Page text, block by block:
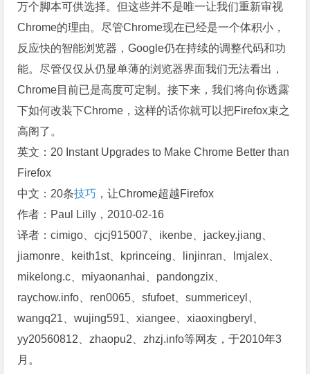
万个脚本可供选择。但这些并不是唯一让我们重新审视
Chrome的理由。尽管Chrome现在已经是一个体积小，
反应快的智能浏览器，Google仍在持续的调整代码和功
能。尽管仅仅从仍显单薄的浏览器界面我们无法看出，
Chrome目前已是高度可定制。接下来，我们将向你透露
下如何改装下Chrome，这样的话你就可以把Firefox束之
高阁了。
英文：20 Instant Upgrades to Make Chrome Better than
Firefox
中文：20条技巧 ，让Chrome超越Firefox
作者：Paul Lilly，2010-02-16
译者：cimigo、cjcj915007、ikenbe、jackey.jiang、
jiamonre、keith1st、kprinceing、linjinran、lmjalex、
mikelong.c、miyaonanhai、pandongzix、
raychow.info、ren0065、sfufoet、summericeyl、
wangq21、wujing591、xiangee、xiaoxingberyl、
yy20560812、zhaopu2、zhzj.info等网友，于2010年3
月。